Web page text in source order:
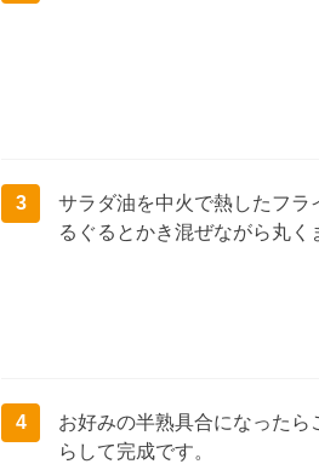
3
サラダ油を中火で熱したフ
るぐるとかき混ぜながら丸く
4
お好みの半熟具合になった
らして完成です。